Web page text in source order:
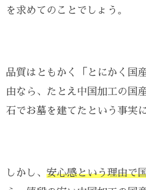
を求めてのことでしょう。
品質はともかく「とにかく国
由なら、たとえ中国加工の国
石でお墓を建てたという事実
しかし、 安心感という理由で